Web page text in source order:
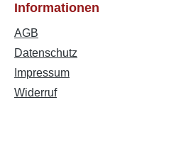
Informationen
AGB
Datenschutz
Impressum
Widerruf